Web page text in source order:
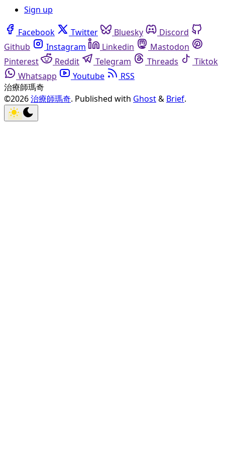
Sign up
Facebook Twitter Bluesky
Discord
Github
Instagram Linkedin
Mastodon
Pinterest
Reddit Telegram Threads
Tiktok
Whatsapp
Youtube
RSS
治療師瑪奇
©2026治療師瑪奇. Published with Ghost& Brief.